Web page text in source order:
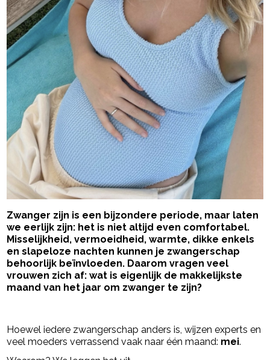
Zwanger zijn is een bijzondere periode, maar laten
we eerlijk zijn: het is niet altijd even comfortabel.
Misselijkheid, vermoeidheid, warmte, dikke enkels
en slapeloze nachten kunnen je zwangerschap
behoorlijk beïnvloeden. Daarom vragen veel
vrouwen zich af: wat is eigenlijk de makkelijkste
maand van het jaar om zwanger te zijn?
Hoewel iedere zwangerschap anders is, wijzen experts en
veel moeders verrassend vaak naar één maand: mei.